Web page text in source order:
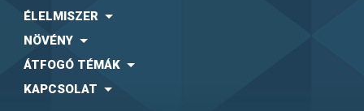
ÉLELMISZER
NÖVÉNY
ÁTFOGÓ TÉMÁK
KAPCSOLAT